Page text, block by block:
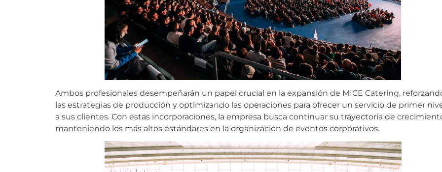
Ambos profesionales desempeñarán un papel crucial en la expansión de MICE Catering,
las estrategias de producción y optimizando las operaciones para ofrecer un servicio de primer
a sus clientes. Con estas incorporaciones, la empresa busca continuar su trayectoria de
manteniendo los más altos estándares en la organización de eventos corporativos.